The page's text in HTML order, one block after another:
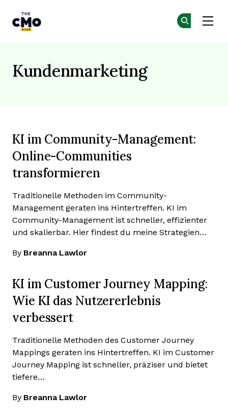
Kundenmarketing
KI im Community-Management:
Online-Communities
transformieren
Traditionelle Methoden im Community-
Management geraten ins Hintertreffen. KI im
Community-Management ist schneller, effizienter
und skalierbar. Hier findest du meine Strategien…
By Breanna Lawlor
KI im Customer Journey Mapping:
Wie KI das Nutzererlebnis
verbessert
Traditionelle Methoden des Customer Journey
Mappings geraten ins Hintertreffen. KI im Customer
Journey Mapping ist schneller, präziser und bietet
tiefere…
By Breanna Lawlor